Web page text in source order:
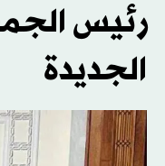
رئيس
الجديدة